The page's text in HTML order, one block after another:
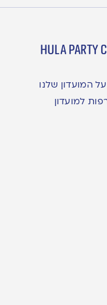
hula party
המועדון שלנו
למועדון